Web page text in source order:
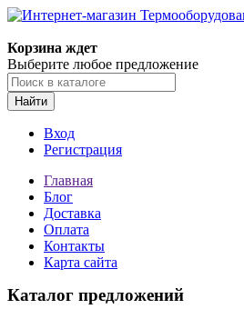
Корзина ждет
Выберите любое предложение
Найти
Вход
Регистрация
Главная
Блог
Доставка
Оплата
Контакты
Карта сайта
Каталог предложений